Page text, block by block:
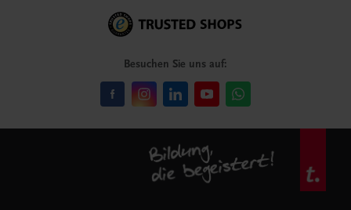
Besuchen Sie uns auf: